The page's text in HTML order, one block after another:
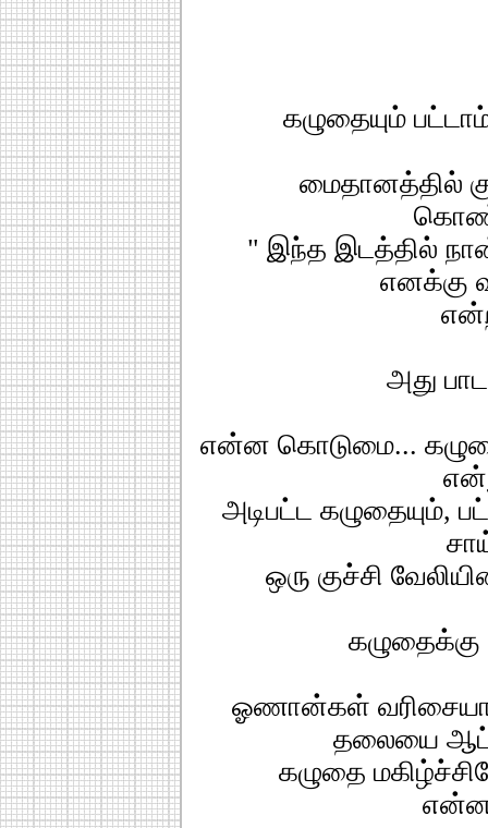
கழுதையும்
மைதானத்தில்
" இந்த இடத்தில்
எனக்கு
அது
என்ன கொடுமை...
அடிபட்ட கழுதையும்,
ஒரு குச்சி
ஓணான்கள்
தலையை
கழுதை
என்ன